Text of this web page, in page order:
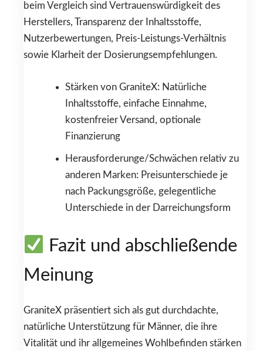
beim Vergleich sind Vertrauenswürdigkeit des
Herstellers, Transparenz der Inhaltsstoffe,
Nutzerbewertungen, Preis-Leistungs-Verhältnis
sowie Klarheit der Dosierungsempfehlungen.
Stärken von GraniteX: Natürliche
Inhaltsstoffe, einfache Einnahme,
kostenfreier Versand, optionale
Finanzierung
Herausforderunge/Schwächen relativ zu
anderen Marken: Preisunterschiede je
nach Packungsgröße, gelegentliche
Unterschiede in der Darreichungsform
Fazit und abschließende
Meinung
GraniteX präsentiert sich als gut durchdachte,
natürliche Unterstützung für Männer, die ihre
Vitalität und ihr allgemeines Wohlbefinden stärken